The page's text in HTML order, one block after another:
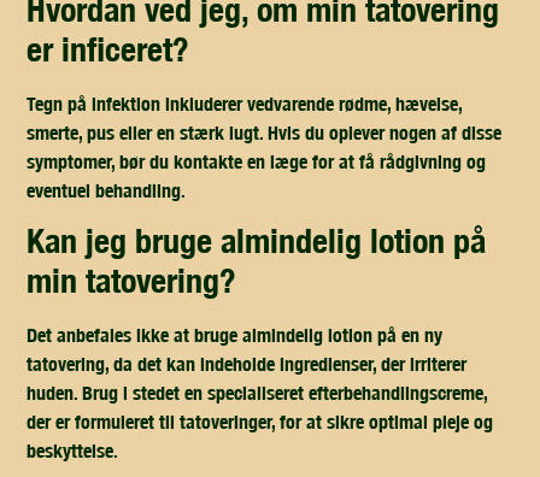
hvordan ved jeg, om min tatovering
er inficeret?
Tegn på infektion inkluderer vedvarende rødme, hævelse,
smerte, pus eller en stærk lugt. Hvis du oplever nogen af disse
symptomer, bør du kontakte en læge for at få rådgivning og
eventuel behandling.
kan jeg bruge almindelig lotion på
min tatovering?
Det anbefales ikke at bruge almindelig lotion på en ny
tatovering, da det kan indeholde ingredienser, der irriterer
huden. Brug i stedet en specialiseret efterbehandlingscreme,
der er formuleret til tatoveringer, for at sikre optimal pleje og
beskyttelse.